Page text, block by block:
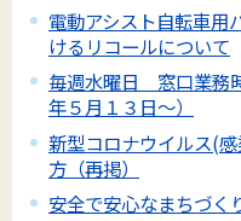
電動アシスト自転車用
けるリコールについて
毎週水曜日 窓口業務
年５月１３日～）
新型コロナウイルス(
方（再掲）
安全で安心なまちづく